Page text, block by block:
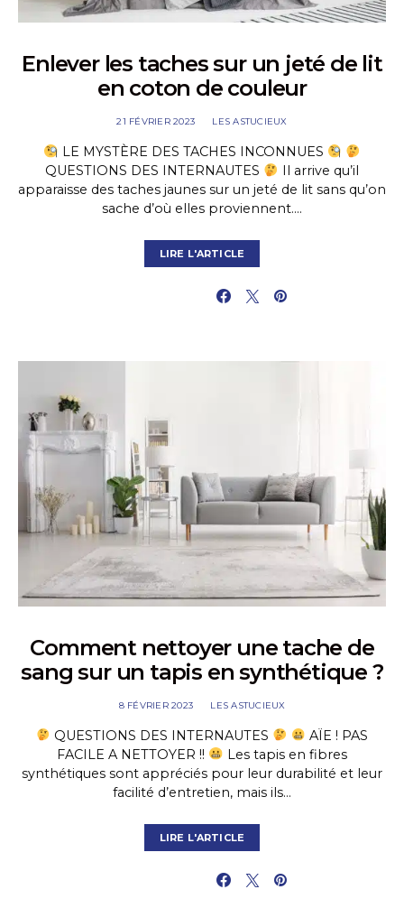
Enlever les taches sur un jeté de lit
en coton de couleur
21 FÉVRIER 2023 LES ASTUCIEUX
LE MYSTÈRE DES TACHES INCONNUES
QUESTIONS DES INTERNAUTES
Il arrive qu’il
apparaisse des taches jaunes sur un jeté de lit sans qu’on
sache d’où elles proviennent.…
LIRE L'ARTICLE
Comment nettoyer une tache de
sang sur un tapis en synthétique ?
8 FÉVRIER 2023 LES ASTUCIEUX
QUESTIONS DES INTERNAUTES
AÏE ! PAS
FACILE A NETTOYER !!
Les tapis en fibres
synthétiques sont appréciés pour leur durabilité et leur
facilité d’entretien, mais ils…
LIRE L'ARTICLE